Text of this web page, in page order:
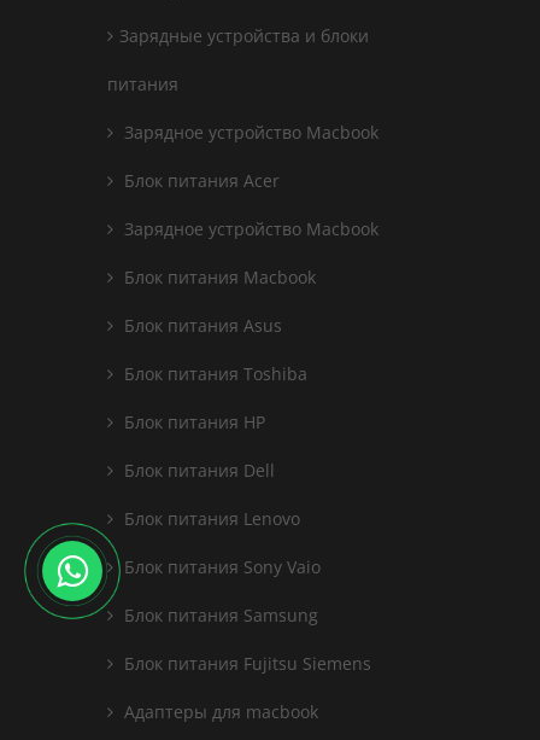
Зарядные устройства и блоки
питания
Зарядное устройство Macbook
Блок питания Acer
Зарядное устройство Macbook
Блок питания Macbook
Блок питания Asus
Блок питания Toshiba
Блок питания HP
Блок питания Dell
Блок питания Lenovo
Блок питания Sony Vaio
Блок питания Samsung
Блок питания Fujitsu Siemens
Адаптеры для macbook